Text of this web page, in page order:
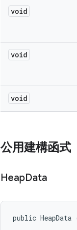
void
void
void
公用建構函式
HeapData
public HeapData